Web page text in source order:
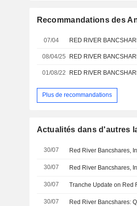
Recommandations des
07/04 RED RIVER
08/04/25 RED RIVER
01/08/22 RED RIVER
Plus de recommandations
Actualités dans d'autres
30/07
30/07
30/07
30/07 Red River Bancshares: